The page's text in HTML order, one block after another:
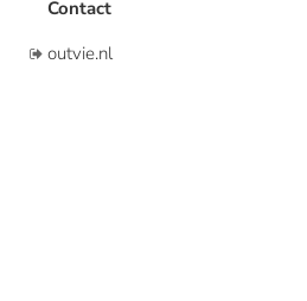
Contact
outvie.nl